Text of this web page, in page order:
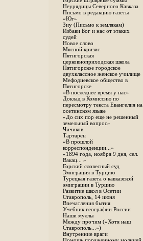
Неурядицы Северного Кавказа
Письмо в редакцию газеты
«Юг»
Зиу (Письмо к землякам)
Избави Бог и нас от этаких
судей
Новое слово
Мясной кризис
Пятигорская
церковноприходская школа
Пятигорское городское
двухклассное женское училище
Мефодиевское общество в
Пятигорске
«В последнее время у нас»
Доклад в Комиссию по
пересмотру текста Евангелия на
осетинском языке
«До сих пор еще не решенный
земельный вопрос»
Чичиков
Тартарен
«В прошлой
корреспонденции...»
«1894 года, ноября 9 дня, сел.
Вакац... »
Горский словесный суд
Эмиграция в Турцию
Турецкая газета о кавказской
эмиграции в Турцию
Развитие школ в Осетии
Ставрополь, 14 июня
Впечатления бытия
Учебник географии России
Наши муллы
Между прочим («Хотя наш
Ставрополь...»)
Внутренние враги